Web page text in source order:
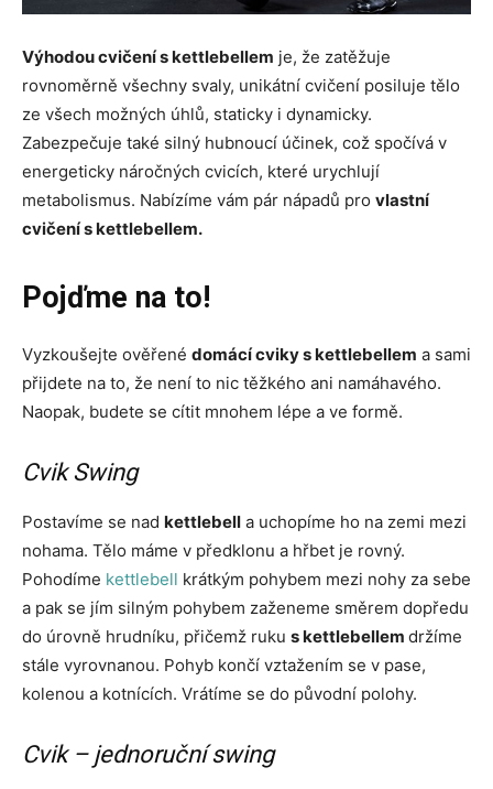
Výhodou cvičení s kettlebellem je, že zatěžuje
rovnoměrně všechny svaly, unikátní cvičení posiluje tělo
ze všech možných úhlů, staticky i dynamicky.
Zabezpečuje také silný hubnoucí účinek, což spočívá v
energeticky náročných cvicích, které urychlují
metabolismus. Nabízíme vám pár nápadů pro vlastní
cvičení s kettlebellem.
Pojďme na to!
Vyzkoušejte ověřené domácí cviky s kettlebellem a sami
přijdete na to, že není to nic těžkého ani namáhavého.
Naopak, budete se cítit mnohem lépe a ve formě.
Cvik Swing
Postavíme se nad kettlebell a uchopíme ho na zemi mezi
nohama. Tělo máme v předklonu a hřbet je rovný.
Pohodíme kettlebell krátkým pohybem mezi nohy za sebe
a pak se jím silným pohybem zaženeme směrem dopředu
do úrovně hrudníku, přičemž ruku s kettlebellem držíme
stále vyrovnanou. Pohyb končí vztažením se v pase,
kolenou a kotnících. Vrátíme se do původní polohy.
Cvik – jednoruční swing